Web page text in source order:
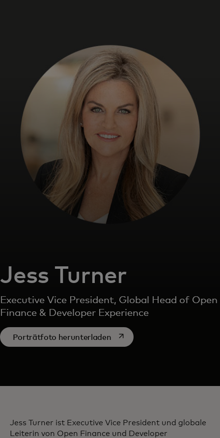
Für Unternehmen
Für die Welt
Für Innovatoren
Neuigkeiten und Trends
Jess Turner
Executive Vice President, Global Head of Open
Finance & Developer Experience
Porträtfoto herunterladenwird in einer neuen
Jess Turner ist Executive Vice President und globale
Leiterin von Open Finance und Developer